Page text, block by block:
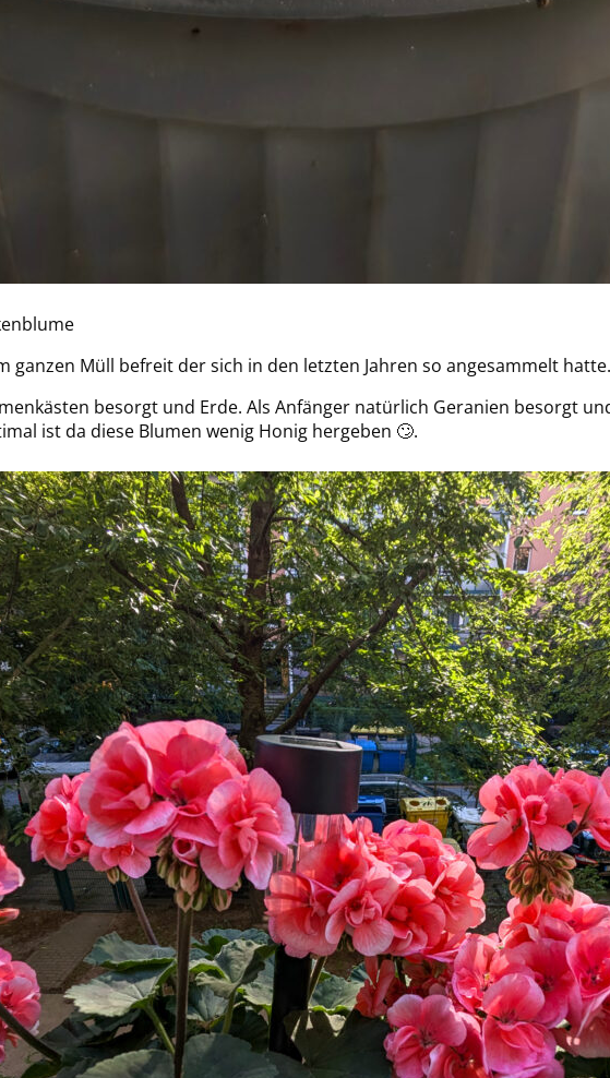
ganzen Müll befreit der sich in den letzten Jahren so angesammelt hatte.
besorgt und Erde. Als Anfänger natürlich Geranien besorgt
ist da diese Blumen wenig Honig hergeben 🙄.